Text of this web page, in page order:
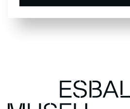
SUSCRÍBETE